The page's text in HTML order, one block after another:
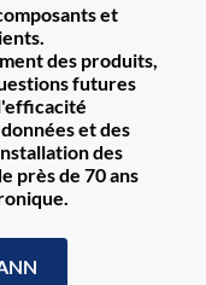
et
des produits,
futures
et des
des
près de 70 ans